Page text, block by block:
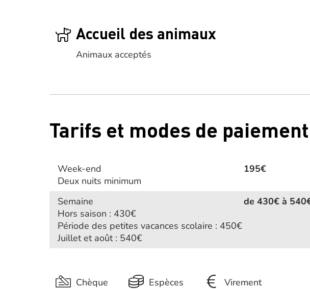
Accueil des animaux
Animaux acceptés
Tarifs et modes de paiement
Week-end
195€
Deux nuits minimum
Semaine
de 430€ à
Hors saison : 430€
Période des petites vacances scolaire : 450€
Juillet et août : 540€
Chèque Espèces Virement